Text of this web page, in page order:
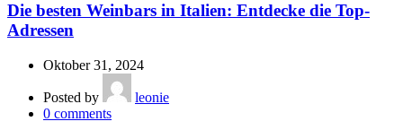
Die besten Weinbars in Italien: Entdecke die Top-
Adressen
Oktober 31, 2024
Posted by
leonie
0 comments